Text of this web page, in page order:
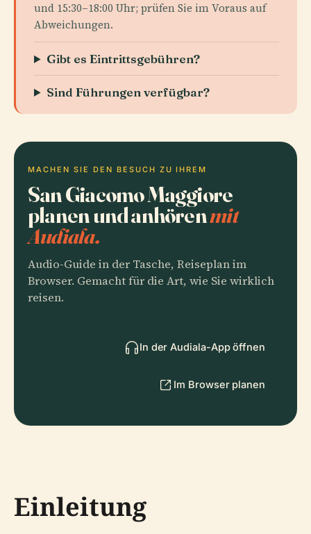
und 15:30–18:00 Uhr; prüfen Sie im Voraus auf
Abweichungen.
Gibt es Eintrittsgebühren?
Sind Führungen verfügbar?
MACHEN SIE DEN BESUCH ZU IHREM
San Giacomo Maggiore
planen und anhörenmit
Audiala.
Audio-Guide in der Tasche, Reiseplan im
Browser. Gemacht für die Art, wie Sie wirklich
reisen.
In der Audiala-App öffnen
Im Browser planen
Einleitung